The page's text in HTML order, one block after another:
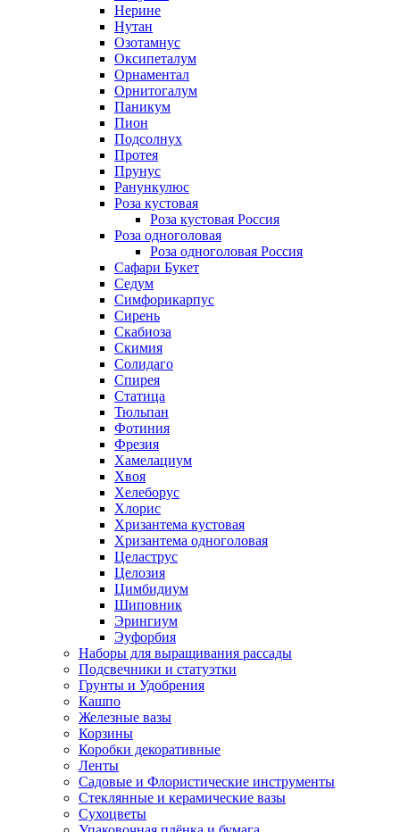
Нерине
Нутан
Озотамнус
Оксипеталум
Орнаментал
Орнитогалум
Паникум
Пион
Подсолнух
Протея
Прунус
Ранункулюс
Роза кустовая
Роза кустовая Россия
Роза одноголовая
Роза одноголовая Россия
Сафари Букет
Седум
Симфорикарпус
Сирень
Скабиоза
Скимия
Солидаго
Спирея
Статица
Тюльпан
Фотиния
Фрезия
Хамелациум
Хвоя
Хелеборус
Хлорис
Хризантема кустовая
Хризантема одноголовая
Целаструс
Целозия
Цимбидиум
Шиповник
Эрингиум
Эуфорбия
Наборы для выращивания рассады
Подсвечники и статуэтки
Грунты и Удобрения
Кашпо
Железные вазы
Корзины
Коробки декоративные
Ленты
Садовые и Флористические инструменты
Стеклянные и керамические вазы
Сухоцветы